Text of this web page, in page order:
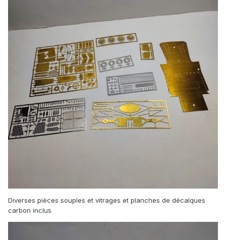
Diverses pièces souples et vitrages et planches de décalques
carbon inclus